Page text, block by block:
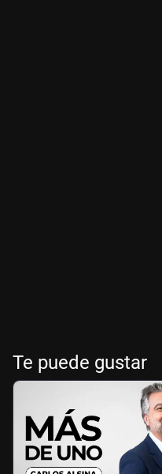
Te puede gustar